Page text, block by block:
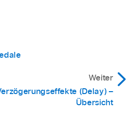
Weiter
(Delay) –
Übersicht